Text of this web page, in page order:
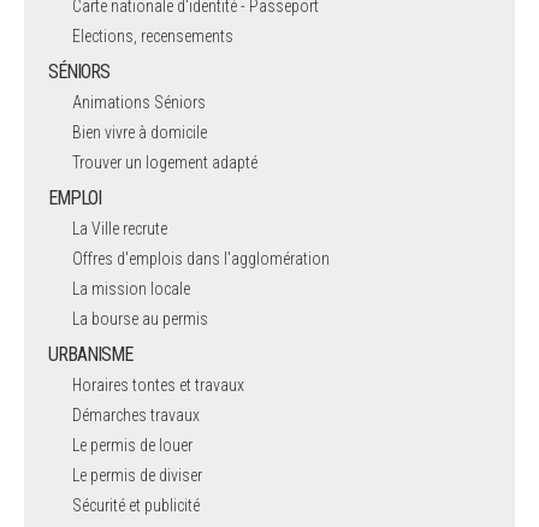
Carte nationale d'identité - Passeport
Elections, recensements
SÉNIORS
Animations Séniors
Bien vivre à domicile
Trouver un logement adapté
EMPLOI
La Ville recrute
Offres d'emplois dans l'agglomération
La mission locale
La bourse au permis
URBANISME
Horaires tontes et travaux
Démarches travaux
Le permis de louer
Le permis de diviser
Sécurité et publicité